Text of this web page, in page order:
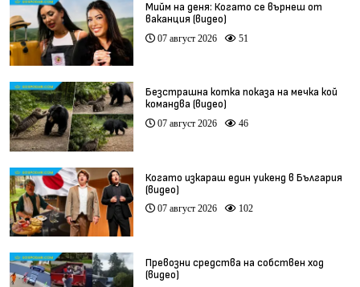
Мийм на деня: Когато се върнеш от
ваканция (видео)
07 август 2026 51
Безстрашна котка показа на мечка кой
командва (видео)
07 август 2026 46
Когато изкараш един уикенд в България
(видео)
07 август 2026 102
Превозни средства на собствен ход
(видео)